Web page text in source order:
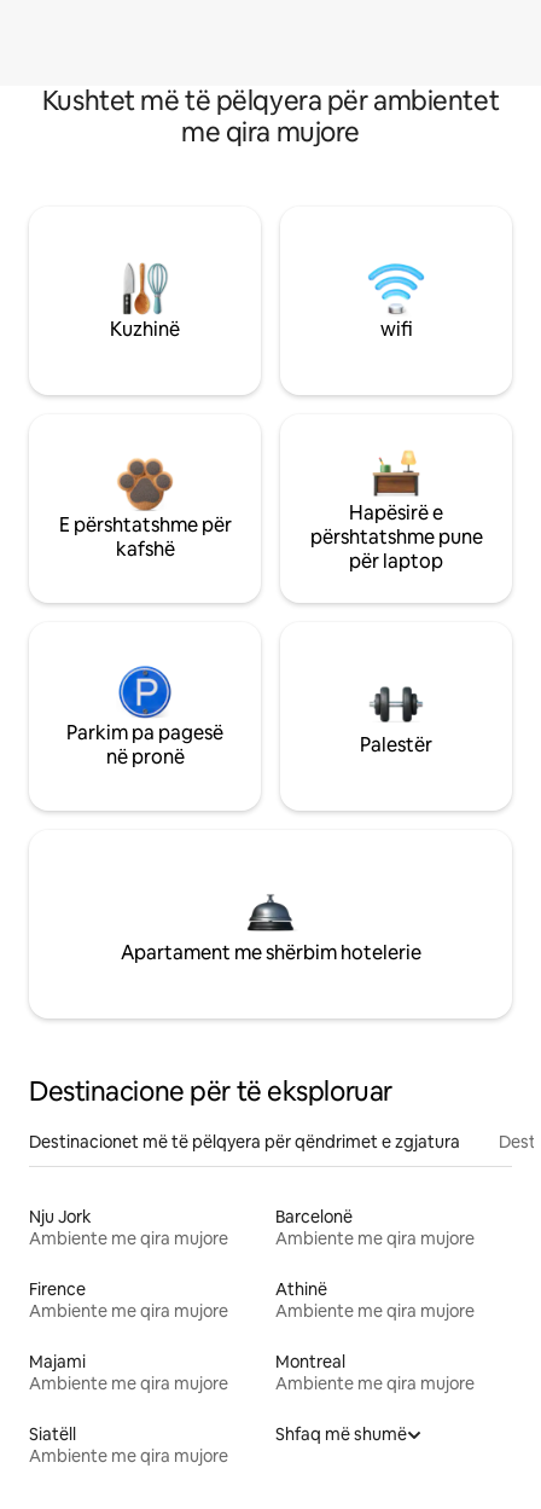
Kushtet më të pëlqyera për ambientet
me qira mujore
Kuzhinë wifi
E përshtatshme për
kafshë
Hapësirë e
përshtatshme pune
për laptop
Parkim pa pagesë
në pronë
Palestër
Apartament me shërbim hotelerie
Destinacione për të eksploruar
Destinacionet më të pëlqyera për qëndrimet e zgjatura
Nju Jork
Ambiente me qira mujore
Barcelonë
Ambiente me qira mujore
Firence
Ambiente me qira mujore
Athinë
Ambiente me qira mujore
Majami
Ambiente me qira mujore
Montreal
Ambiente me qira mujore
Siatëll
Ambiente me qira mujore
Shfaq më shumë